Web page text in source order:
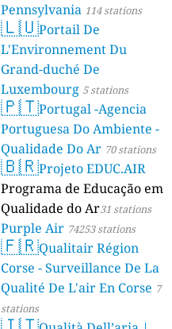
Pennsylvania 114 stations
🇱🇺Portail De
L'Environnement Du
Grand-duché De
Luxembourg 5 stations
🇵🇹Portugal -Agencia
Portuguesa Do Ambiente -
Qualidade Do Ar 70 stations
🇧🇷Projeto EDUC.AIR
Programa de Educação em
Qualidade do Ar31 stations
Purple Air 74253 stations
🇫🇷Qualitair Région
Corse - Surveillance De La
Qualité De L'air En Corse 7
stations